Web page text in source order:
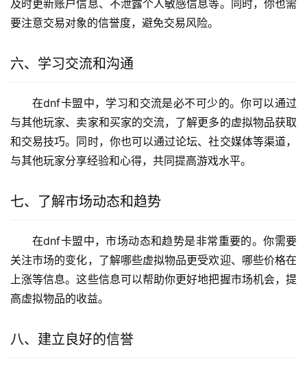
及时更新账户信息、不泄露个人敏感信息等。同时，你也需
要注意交易对象的信誉度，避免交易风险。
六、学习交流和沟通
在dnf卡盟中，学习和交流是必不可少的。你可以通过
与其他玩家、卖家和买家的交流，了解更多的虚拟物品获取
和交易技巧。同时，你也可以通过论坛、社交媒体等渠道，
与其他玩家分享经验和心得，共同提高游戏水平。
七、了解市场动态和趋势
在dnf卡盟中，市场动态和趋势是非常重要的。你需要
关注市场的变化，了解哪些虚拟物品更受欢迎、哪些价格在
上涨等信息。这些信息可以帮助你更好地把握市场机会，提
高虚拟物品的收益。
八、建立良好的信誉